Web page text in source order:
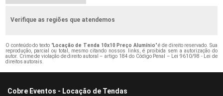
Verifique as regiões que atendemos
O conteúdo do texto "Locação de Tenda 10x10 Preço Alumínio" é de direito reservado. Sua
reprodução, parcial ou total, mesmo citando nossos links, é proibida sem a autorização do
autor. Crime de violação de direito autoral – artigo 184 do Código Penal – Lei 9610/98 - Lei de
direitos autorais.
Cobre Eventos - Locação de Tendas